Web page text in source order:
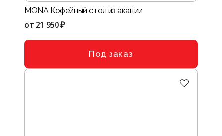
MONA Кофейный стол из акации
от 21 950 ₽
Под заказ